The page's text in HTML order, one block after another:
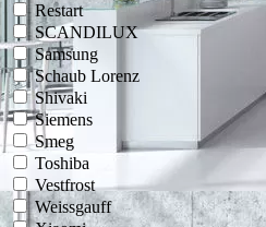
Restart
SCANDILUX
Samsung
Schaub Lorenz
Shivaki
Siemens
Smeg
Toshiba
Vestfrost
Weissgauff